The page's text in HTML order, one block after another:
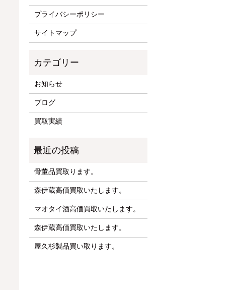
プライバシーポリシー
サイトマップ
お知らせ
ブログ
買取実績
骨董品買取ります。
森伊蔵高価買取いたします。
マオタイ酒高価買取いたします。
森伊蔵高価買取いたします。
屋久杉製品買い取ります。